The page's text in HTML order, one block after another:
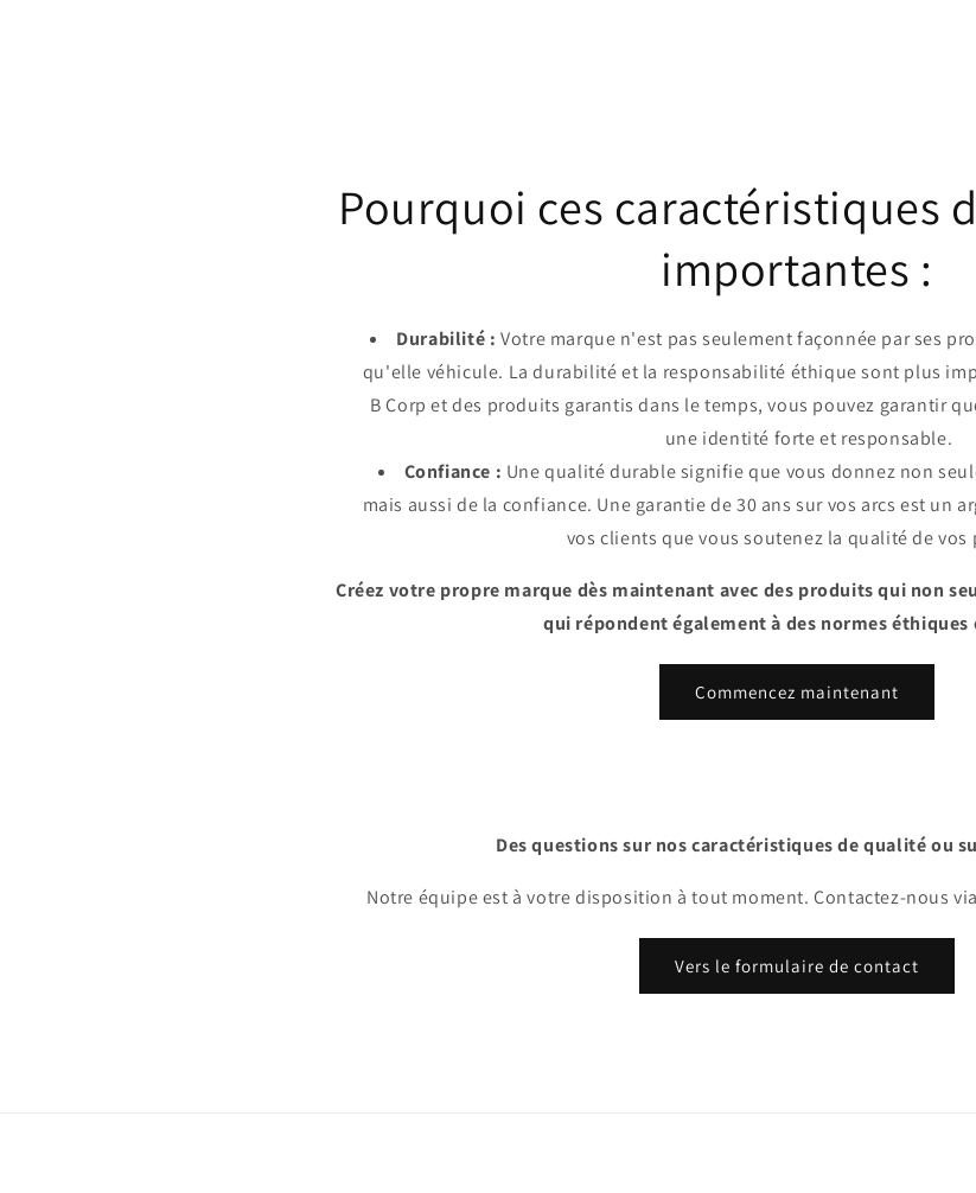
Pourquoi ces caractéristiques
importantes :
Durabilité : Votre marque n'est pas seulement façonnée par ses
qu'elle véhicule. La durabilité et la responsabilité éthique sont plus
B Corp et des produits garantis dans le temps, vous pouvez garantir
une identité forte et responsable.
Confiance : Une qualité durable signifie que vous donnez non
mais aussi de la confiance. Une garantie de 30 ans sur vos arcs est un
vos clients que vous soutenez la qualité de vos
Créez votre propre marque dès maintenant avec des produits qui non
qui répondent également à des normes éthiques
Commencez maintenant
Des questions sur nos caractéristiques de qualité ou
Notre équipe est à votre disposition à tout moment. Contactez-nous
Vers le formulaire de contact